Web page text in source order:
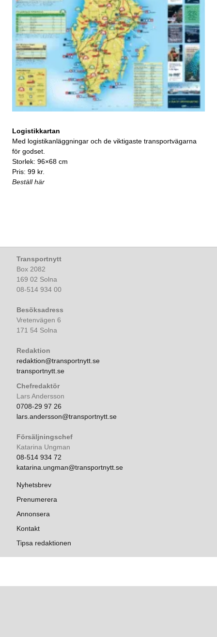
Logistikkartan
Med logistikanläggningar och de viktigaste transportvägarna
för godset.
Storlek: 96×68 cm
Pris: 99 kr.
Beställ här
Transportnytt
Box 2082
169 02 Solna
08-514 934 00
Besöksadress
Vretenvägen 6
171 54 Solna
Redaktion
redaktion@transportnytt.se
transportnytt.se
Chefredaktör
Lars Andersson
0708-29 97 26
lars.andersson@transportnytt.se
Försäljningschef
Katarina Ungman
08-514 934 72
katarina.ungman@transportnytt.se
Nyhetsbrev
Prenumerera
Annonsera
Kontakt
Tipsa redaktionen